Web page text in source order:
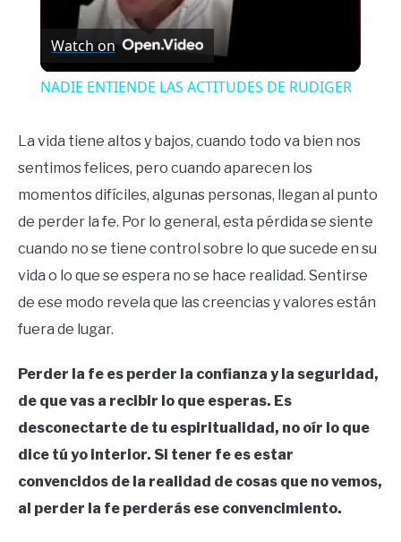
Watch on
NADIE ENTIENDE LAS ACTITUDES DE RUDIGER
La vida tiene altos y bajos, cuando todo va bien nos
sentimos felices, pero cuando aparecen los
momentos difíciles, algunas personas, llegan al punto
de perder la fe. Por lo general, esta pérdida se siente
cuando no se tiene control sobre lo que sucede en su
vida o lo que se espera no se hace realidad. Sentirse
de ese modo revela que las creencias y valores están
fuera de lugar.
Perder la fe es perder la confianza y la seguridad,
de que vas a recibir lo que esperas. Es
desconectarte de tu espiritualidad, no oír lo que
dice tú yo interior. Si tener fe es estar
convencidos de la realidad de cosas que no vemos,
al perder la fe perderás ese convencimiento.